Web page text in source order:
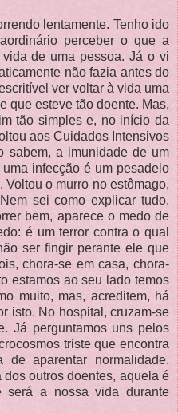
lentamente. Tenho ido
perceber o que a
de uma pessoa. Já o vi
não fazia antes do
ver voltar à vida uma
que esteve tão doente. Mas,
tão simples e, no início da
aos Cuidados Intensivos
sabem, a imunidade de um
infecção é um pesadelo
o murro no estômago,
sei como explicar tudo.
bem, aparece o medo de
é um terror contra o qual
ser fingir perante ele que
chora-se em casa, chora-
estamos ao seu lado temos
muito, mas, acreditem, há
isto. No hospital, cruzam-se
Já perguntamos uns pelos
triste que encontra
de aparentar normalidade.
outros doentes, aquela é
será a nossa vida durante